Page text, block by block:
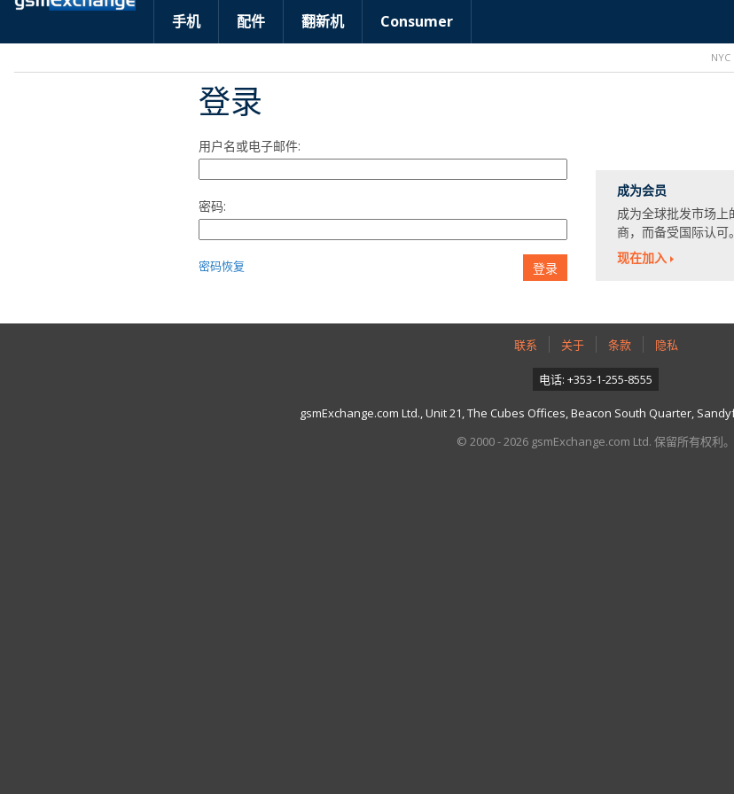
手机 配件 翻新机 Consumer
登录
用户名或电子邮件:
密码:
密码恢复 登录
成为会员
成为全球批发市场
商，而备受国际认可。
现在加入
联系 关于 条款 隐私
电话: +353-1-255-8555
gsmExchange.com Ltd., Unit 21, The Cubes Offices, Beacon South Quarter,
© 2000 - 2026 gsmExchange.com Ltd. 保留所有权利。
NYC